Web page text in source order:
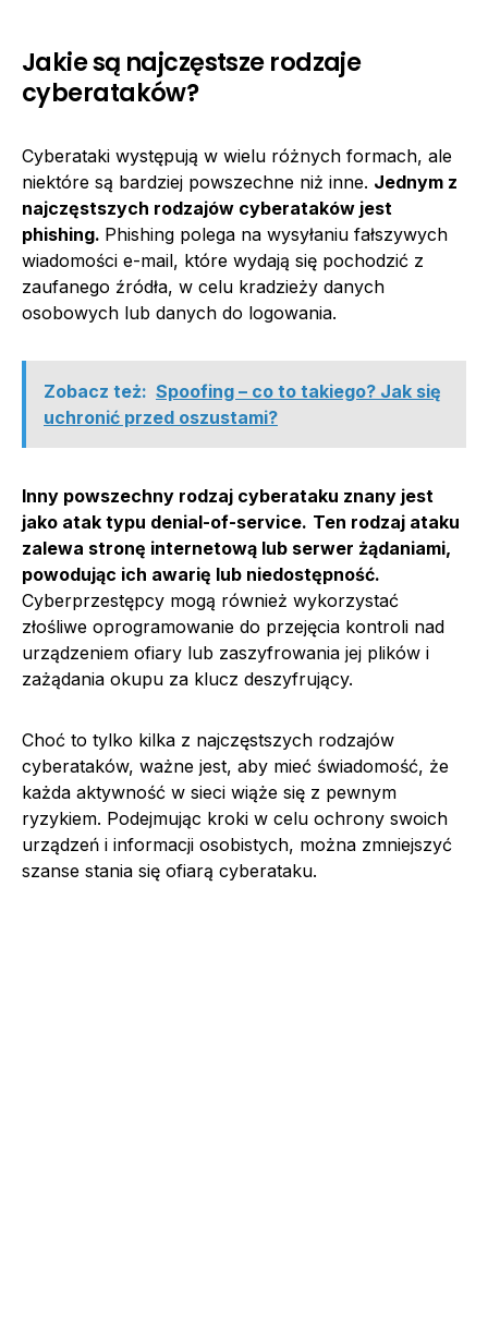
Jakie są najczęstsze rodzaje
cyberataków?
Cyberataki występują w wielu różnych formach, ale
niektóre są bardziej powszechne niż inne. Jednym z
najczęstszych rodzajów cyberataków jest
phishing. Phishing polega na wysyłaniu fałszywych
wiadomości e-mail, które wydają się pochodzić z
zaufanego źródła, w celu kradzieży danych
osobowych lub danych do logowania.
Zobacz też: Spoofing – co to takiego? Jak się
uchronić przed oszustami?
Inny powszechny rodzaj cyberataku znany jest
jako atak typu denial-of-service. Ten rodzaj ataku
zalewa stronę internetową lub serwer żądaniami,
powodując ich awarię lub niedostępność.
Cyberprzestępcy mogą również wykorzystać
złośliwe oprogramowanie do przejęcia kontroli nad
urządzeniem ofiary lub zaszyfrowania jej plików i
zażądania okupu za klucz deszyfrujący.
Choć to tylko kilka z najczęstszych rodzajów
cyberataków, ważne jest, aby mieć świadomość, że
każda aktywność w sieci wiąże się z pewnym
ryzykiem. Podejmując kroki w celu ochrony swoich
urządzeń i informacji osobistych, można zmniejszyć
szanse stania się ofiarą cyberataku.